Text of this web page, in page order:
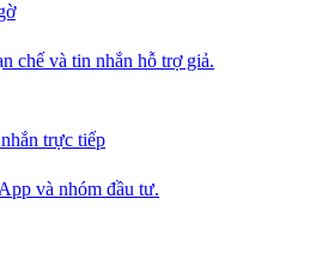
chế và tin nhắn hỗ trợ giả.
trực tiếp
và nhóm đầu tư.